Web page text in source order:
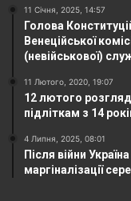
11 Січня, 2025, 14:57
Голова
Венеційської
(невійськової)
11 Лютого, 2020, 19:07
12 лютого
підліткам з 14
4 Липня, 2025, 08:01
Після війни
маргіналізації